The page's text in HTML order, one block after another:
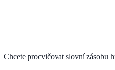
Chcete procvičovat slovní zásobu